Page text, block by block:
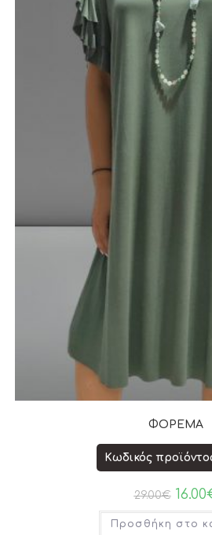
ΦΟΡΕΜΑ
Κωδικός
29.00€ 16.00
Προσθήκη στο